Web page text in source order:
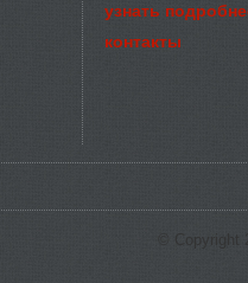
узнать
контакты
© Copyright